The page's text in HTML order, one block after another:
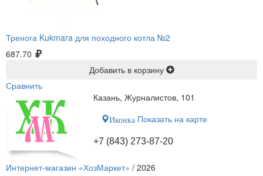
Тренога Kukmara для походного котла №2
687.70
Добавить в корзину
Сравнить
Казань, Журналистов, 101
Иконка Показать на карте
+7 (843) 273-87-20
Интернет-магазин «ХозМаркет» / 2026